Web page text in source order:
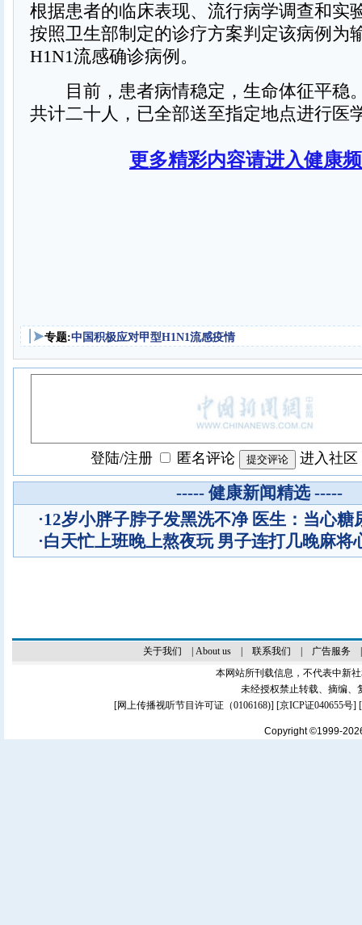
根据患者的临床表现、流行病学调查和实
按照卫生部制定的诊疗方案判定该病例为
H1N1流感确诊病例。
目前，患者病情稳定，生命体征平稳
共计二十人，已全部送至指定地点进行医
更多精彩内容请进入健康
专题:中国积极应对甲型H1N1流感疫情
登陆/注册 匿名评论 进入社区
----- 健康新闻精选 -----
·12岁小胖子脖子发黑洗不净 医生：当心糖
·白天忙上班晚上熬夜玩 男子连打几晚麻将
关于我们 About us| 联系我们 广告服务
本网站所刊载信息，不代表中新
未经授权禁止转载、摘编、
[网上传播视听节目许可证（0106168)] [京ICP证040655号]
Copyright ©1999-